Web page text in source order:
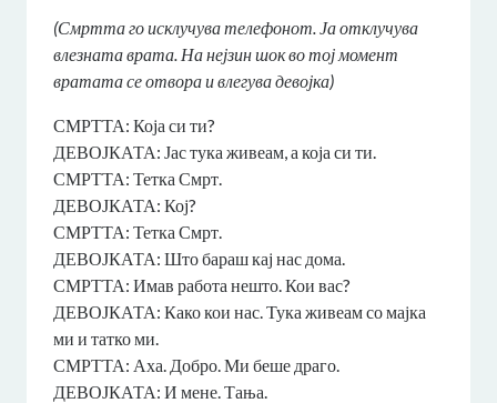
(Смртта го исклучува телефонот. Ја отклучува
влезната врата. На нејзин шок во тој момент
вратата се отвора и влегува девојка)
СМРТТА: Која си ти?
ДЕВОЈКАТА: Јас тука живеам, а која си ти.
СМРТТА: Тетка Смрт.
ДЕВОЈКАТА: Кој?
СМРТТА: Тетка Смрт.
ДЕВОЈКАТА: Што бараш кај нас дома.
СМРТТА: Имав работа нешто. Кои вас?
ДЕВОЈКАТА: Како кои нас. Тука живеам со мајка
ми и татко ми.
СМРТТА: Аха. Добро. Ми беше драго.
ДЕВОЈКАТА: И мене. Тања.